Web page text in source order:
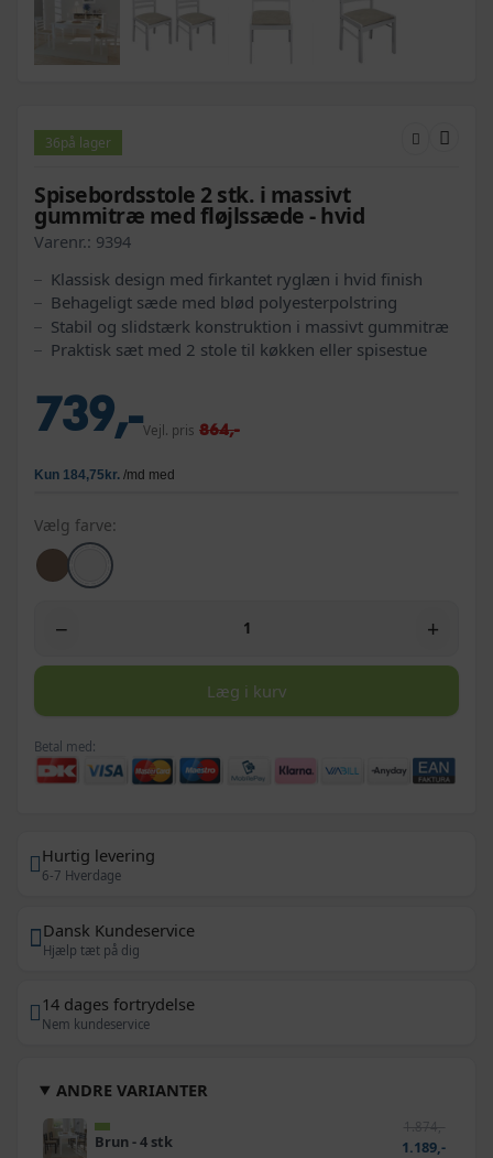
36på lager
Spisebordsstole 2 stk. i massivt
gummitræ med fløjlssæde - hvid
Varenr.: 9394
Klassisk design med firkantet ryglæn i hvid finish
Behageligt sæde med blød polyesterpolstring
Stabil og slidstærk konstruktion i massivt gummitræ
Praktisk sæt med 2 stole til køkken eller spisestue
739,-Vejl. pris 864,-
Vælg farve:
− +
Læg i kurv
Betal med:
Hurtig levering
6-7 Hverdage
Dansk Kundeservice
Hjælp tæt på dig
14 dages fortrydelse
Nem kundeservice
ANDRE VARIANTER
Brun - 4 stk
1.874,-
1.189,-